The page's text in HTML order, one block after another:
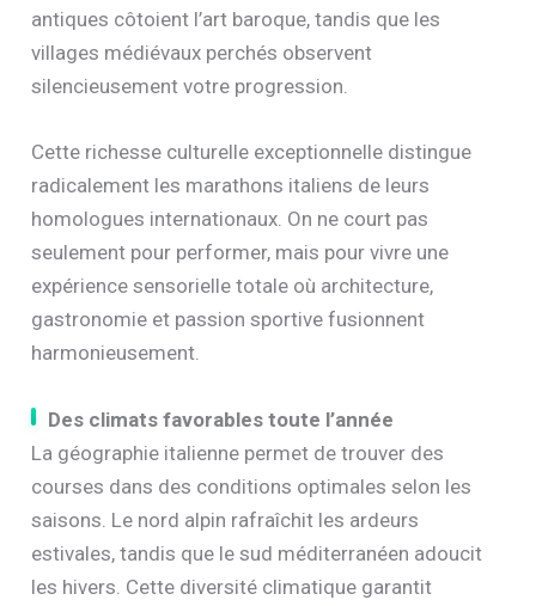
antiques côtoient l’art baroque, tandis que les
villages médiévaux perchés observent
silencieusement votre progression.
Cette richesse culturelle exceptionnelle distingue
radicalement les marathons italiens de leurs
homologues internationaux. On ne court pas
seulement pour performer, mais pour vivre une
expérience sensorielle totale où architecture,
gastronomie et passion sportive fusionnent
harmonieusement.
Des climats favorables toute l’année
La géographie italienne permet de trouver des
courses dans des conditions optimales selon les
saisons. Le nord alpin rafraîchit les ardeurs
estivales, tandis que le sud méditerranéen adoucit
les hivers. Cette diversité climatique garantit